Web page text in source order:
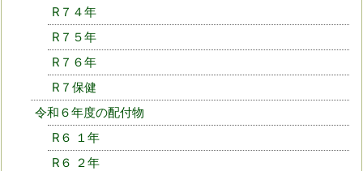
R７４年
R７５年
R７６年
R７保健
令和６年度の配付物
R６ １年
R６ ２年